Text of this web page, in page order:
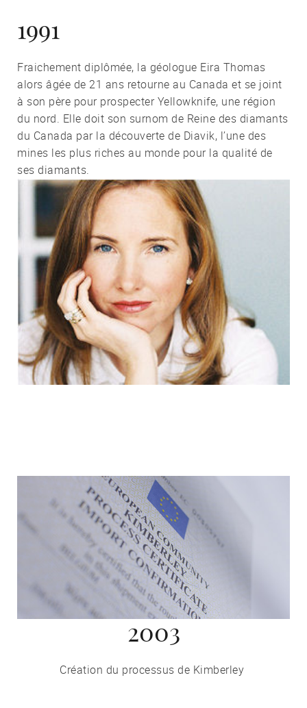
1991
Fraichement diplômée, la géologue Eira Thomas
alors âgée de 21 ans retourne au Canada et se joint
à son père pour prospecter Yellowknife, une région
du nord. Elle doit son surnom de Reine des diamants
du Canada par la découverte de Diavik, l’une des
mines les plus riches au monde pour la qualité de
ses diamants.
2003
Création du processus de Kimberley